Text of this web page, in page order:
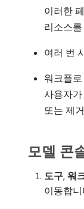
이러한
리소스
여러 번
워크플
사용자
또는 제
모델 콘
도구, 워
이동합니